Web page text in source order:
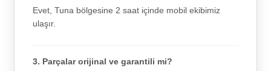
Evet, Tuna bölgesine 2 saat içinde mobil ekibimiz
ulaşır.
3. Parçalar orijinal ve garantili mi?